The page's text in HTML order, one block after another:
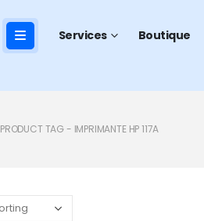
Services Boutique
PRODUCT TAG - IMPRIMANTE HP 117A